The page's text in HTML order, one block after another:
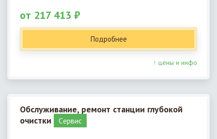
от 217 413 ₽
Подробнее
↑ цены и инфо
Обслуживание, ремонт станции глубокой
очистки
Cервис